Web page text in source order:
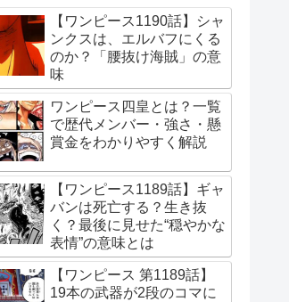
【ワンピース1190話】シャ
ンクスは、エルバフにくる
のか？「腰抜け海賊」の意
味
ワンピース四皇とは？一覧
で歴代メンバー・強さ・懸
賞金をわかりやすく解説
【ワンピース1189話】ギャ
バンは死亡する？生き抜
く？最後に見せた“穏やかな
表情”の意味とは
【ワンピース 第1189話】
19本の武器が2段のコマに